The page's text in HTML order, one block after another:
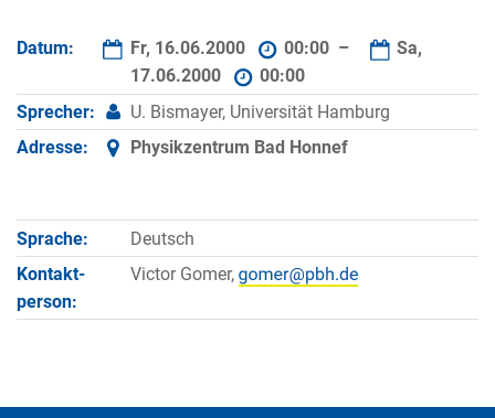
Datum: Fr, 16.06.2000 00:00 –
Sa,
17.06.2000
00:00
Sprecher:
U. Bismayer, Universität Hamburg
Adresse:
Physikzentrum Bad Honnef
Sprache:
Deutsch
Kontakt­
person:
Victor Gomer,